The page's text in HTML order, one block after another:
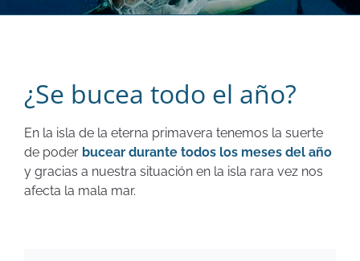
¿Se bucea todo el año?
En la isla de la eterna primavera tenemos la suerte
de poder bucear durante todos los meses del año
y gracias a nuestra situación en la isla rara vez nos
afecta la mala mar.